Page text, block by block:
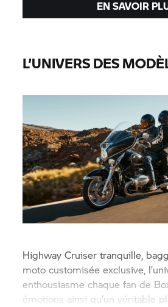
EN SAVOIR
L’UNIVERS DES
Highway Cruiser tranquille,
moto customisée exclusive,
enthousiasme chaque fan de
émotions ainsi qu’un véritable